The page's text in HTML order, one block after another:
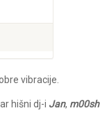
vibracije.
hišni dj-i Jan, m00sh